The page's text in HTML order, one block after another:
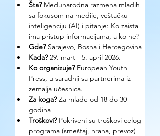
Šta? Međunarodna razmena mladih
sa fokusom na medije, veštačku
inteligenciju (AI) i pitanje: Ko zaista
ima pristup informacijama, a ko ne?
Gde? Sarajevo, Bosna i Hercegovina
Kada? 29. mart - 5. april 2026.
Ko organizuje? European Youth
Press, u saradnji sa partnerima iz
zemalja učesnica.
Za koga? Za mlade od 18 do 30
godina
Troškovi? Pokriveni su troškovi celog
programa (smeštaj, hrana, prevoz)